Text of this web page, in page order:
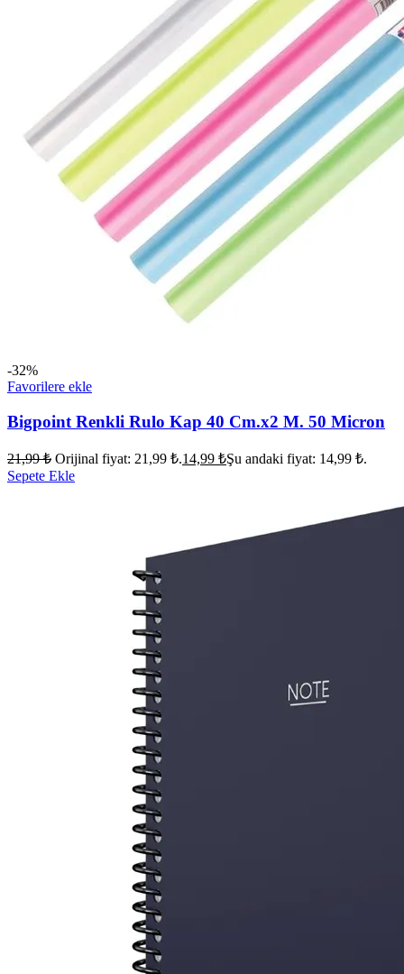
-32%
Favorilere ekle
Bigpoint Renkli Rulo Kap 40 Cm.x2 M. 50 Micron
21,99₺ Orijinal fiyat: 21,99 ₺.14,99 ₺Şu andaki fiyat: 14,99 ₺.
Sepete Ekle